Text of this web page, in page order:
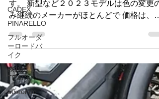
CADEX
PINARELLO
フルオーダ
ーロードバ
イク
BOMB
TRACK
etxeondo
概要 ２０２２モデルは、ほぼ出揃っていま
す。 新型など２０２３モデルは色の変更の
み継続のメーカーがほとんどで 価格は、ま
た更に上がりますのでお早めにどうぞ。 今
回のご紹介 BOMB TRACK HOOK EXT ス
チールのグラベルバイク...